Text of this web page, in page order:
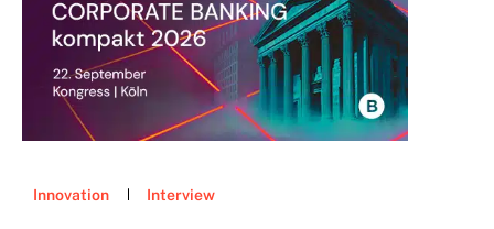
Innovation Interview